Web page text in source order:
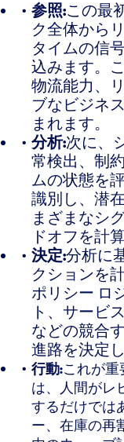
参照:この最
ク全体から
タイムの信
込みます。
物流能力、
ブなビジネ
まれます。
分析:次に、
常検出、制
ムの状態を
識別し、潜
まざまなシ
ドオフを計
決定:分析に
クションを
ポリシー ロ
ト、サービ
などの競合
進路を決定し
行動:これが
は、人間がレ
するだけでは
ー、在庫の再